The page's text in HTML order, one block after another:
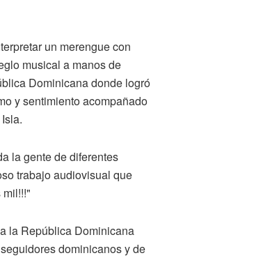
un merengue con
musical a manos de
Dominicana donde logró
y sentimiento acompañado
la gente de diferentes
trabajo audiovisual que
la República Dominicana
dominicanos y de